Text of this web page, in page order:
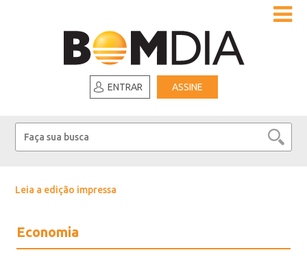
ENTRAR ASSINE
Leia a edição impressa
Economia